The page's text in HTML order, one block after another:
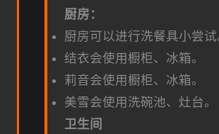
厨房：
厨房可以进行洗餐具小尝试
结衣会使用橱柜、冰箱。
莉音会使用橱柜、冰箱。
美雪会使用洗碗池、灶台。
卫生间